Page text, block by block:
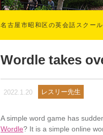
名古屋市昭和区の英会話スク
Wordle takes
2022.1.20 レスリー先生
A simple word game has
Wordle? It is a simple online